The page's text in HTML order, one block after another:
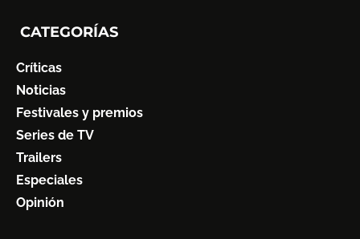
CATEGORÍAS
Críticas
Noticias
Festivales y premios
Series de TV
Trailers
Especiales
Opinión